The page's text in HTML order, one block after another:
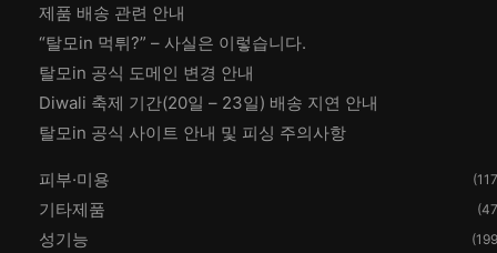
제품 배송 관련 안내
“탈모in 먹튀?” – 사실은 이렇습니다.
탈모in 공식 도메인 변경 안내
Diwali 축제 기간(20일 – 23일) 배송 지연 안내
탈모in 공식 사이트 안내 및 피싱 주의사항
피부·미용
기타제품
성기능